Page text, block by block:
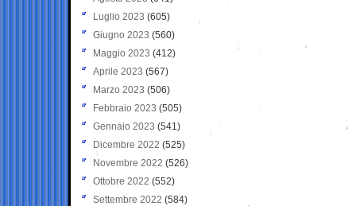
Luglio 2023 (605)
Giugno 2023 (560)
Maggio 2023 (412)
Aprile 2023 (567)
Marzo 2023 (506)
Febbraio 2023 (505)
Gennaio 2023 (541)
Dicembre 2022 (525)
Novembre 2022 (526)
Ottobre 2022 (552)
Settembre 2022 (584)